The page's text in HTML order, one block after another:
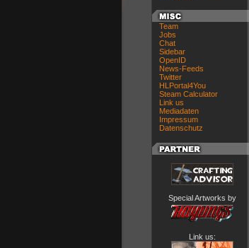
Team
Jobs
Chat
Sidebar
OpenID
News-Feeds
Twitter
HLPortal4You
Steam Calculator
Link us
Mediadaten
Impressum
Datenschutz
Special Artworks by
Link us: